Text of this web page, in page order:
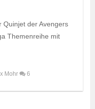
Quinjet der Avengers
Themenreihe mit
Mohr 6